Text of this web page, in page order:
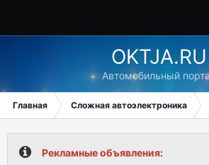
OKTJA.RU
Автомобильный
Главная Сложная автоэлектроника
Рекламные объявления: